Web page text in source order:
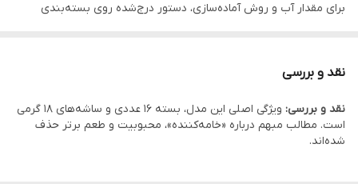
برای مقدار آب و روش آماده‌سازی، دستور درج‌شده روی بسته‌بندی
نقد و بررسی
نقد و بررسی:
ویژگی اصلی این مدل، بسته 16 عددی و ساشه‌های 18 گرمی
است. مطالب مبهم درباره «خامه‌کننده»، محبوبیت و طعم برتر حذف
شده‌اند.